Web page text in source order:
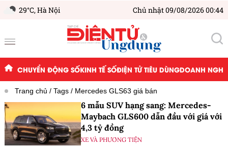
29°C,Hà Nội Chủ nhật 09/08/2026 00:44
CHUYỂN ĐỘNG SỐKINH TẾ SỐĐIỆN TỬ TIÊU DÙNGDOANH
Trang chủ Tags Mercedes GLS63 giá bán
6 mẫu SUV hạng sang: Mercedes-
Maybach GLS600 dẫn đầu với giá với
4,3 tỷ đồng
XE VÀ PHƯƠNG TIỆN